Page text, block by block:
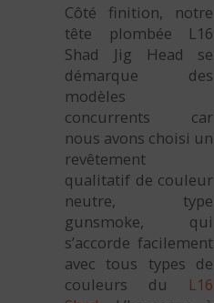
Côté finition, notre
tête plombée L16
Shad Jig Head se
démarque des
modèles
concurrents car
nous avons choisi un
revêtement
qualitatif de couleur
neutre, type
gunsmoke, qui
s’accorde facilement
avec tous types de
couleurs du L16